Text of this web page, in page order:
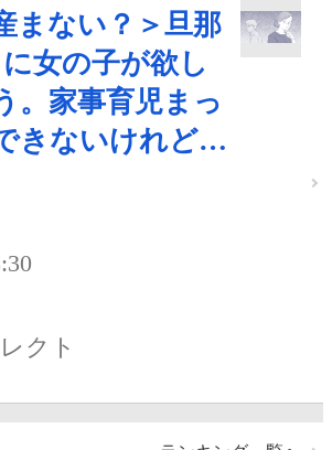
まない？＞旦那
女の子が欲し
。家事育児まっ
きないけれど…
クト